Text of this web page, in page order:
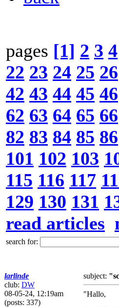
pages [1] 2 3 4
22 23 24 25 26
42 43 44 45 46
62 63 64 65 66
82 83 84 85 86
101 102 103
115 116 117
129 130 131
read articles
search for:
larlinde
club: DW
08-05-24, 12:19am
(posts: 337)
subject:
"Hallo,